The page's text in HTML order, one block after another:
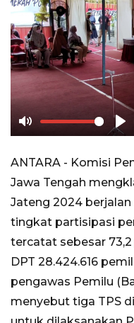
Mute
ANTARA - Komisi
Jawa Tengah
Jateng 2024
tingkat partisipasi
tercatat sebesar
DPT 28.424.616
pengawas Pemilu
menyebut tiga TPS